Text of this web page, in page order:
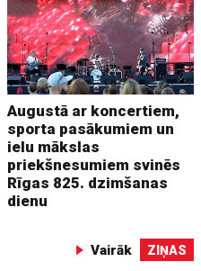
Augustā ar koncertiem,
sporta pasākumiem un
ielu mākslas
priekšnesumiem svinēs
Rīgas 825. dzimšanas
dienu
Vairāk ZIŅAS